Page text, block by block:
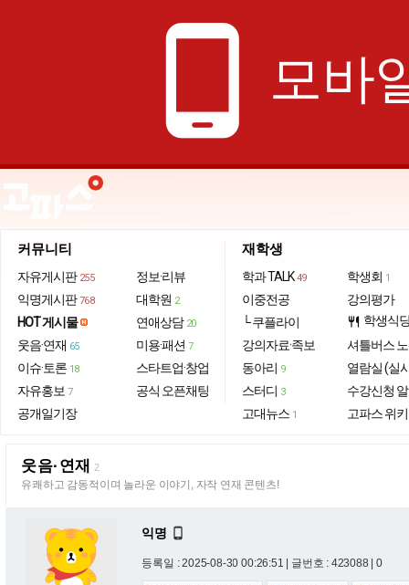
phone_android 모바
커뮤니티
자유게시판 255
익명게시판 768
HOT 게시물
웃음·연재 65
이슈·토론 18
자유홍보 7
공개일기장
정보·리뷰
대학원 2
연애상담 20
미용·패션 7
스타트업·창업
공식 오픈채팅
재학생
학과 TALK 49
이중전공
└ 쿠플라이
강의자료·족보
동아리 9
스터디 3
고대뉴스 1
학생회 1
강의평가
restaurant 학생식
셔틀버스
열람실 (실
수강신청
고파스 위키
웃음·연재 2
유쾌하고 감동적이며 놀라운 이야기, 자작 연재 콘텐츠!
익명 
등록일 : 2025-08-30 00:26:51 | 글번호 : 423088 | 0